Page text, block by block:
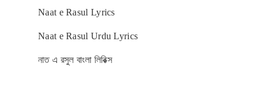
Naat e Rasul Lyrics
Naat e Rasul Urdu Lyrics
নাত এ রসুল বাংলা লিরিক্স